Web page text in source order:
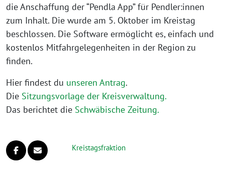
die Anschaffung der “Pendla App” für Pendler:innen
zum Inhalt. Die wur­de am 5. Oktober im Kreistag
beschlos­sen. Die Software ermög­licht es, ein­fach und
kos­ten­los Mitfahrgelegenheiten in der Region zu
finden.
Hier fin­dest du unse­ren Antrag.
Die Sitzungsvorlage der Kreisverwaltung.
Das berich­tet die Schwäbische Zeitung.
Kreistagsfraktion